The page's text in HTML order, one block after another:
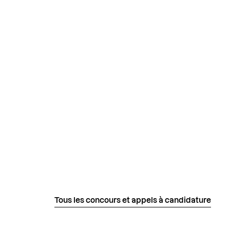
Tous les concours et appels à candidature